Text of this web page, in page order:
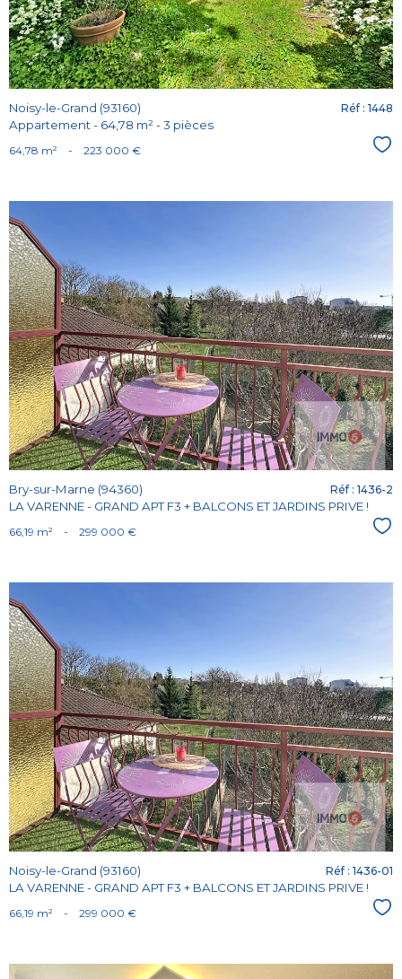
Noisy-le-Grand (93160)
Appartement - 64,78 m² - 3 pièces
Réf : 1448
64,78 m² - 223 000 €
Voir le
bien
Bry-sur-Marne (94360)
LA VARENNE - GRAND APT F3 + BALCONS ET JARDINS PRIVE !
Réf : 1436-2
66,19 m² - 299 000 €
Voir le
bien
Noisy-le-Grand (93160)
LA VARENNE - GRAND APT F3 + BALCONS ET JARDINS PRIVE !
Réf : 1436-01
66,19 m² - 299 000 €